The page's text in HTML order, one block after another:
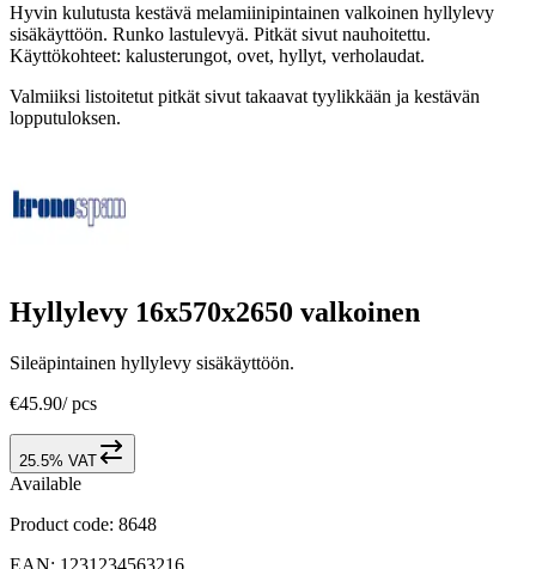
Hyvin kulutusta kestävä melamiinipintainen valkoinen hyllylevy
sisäkäyttöön. Runko lastulevyä. Pitkät sivut nauhoitettu.
Käyttökohteet: kalusterungot, ovet, hyllyt, verholaudat.
Valmiiksi listoitetut pitkät sivut takaavat tyylikkään ja kestävän
lopputuloksen.
Hyllylevy 16x570x2650 valkoinen
Sileäpintainen hyllylevy sisäkäyttöön.
€45.90/ pcs
25.5% VAT
Available
Product code: 8648
EAN: 1231234563216